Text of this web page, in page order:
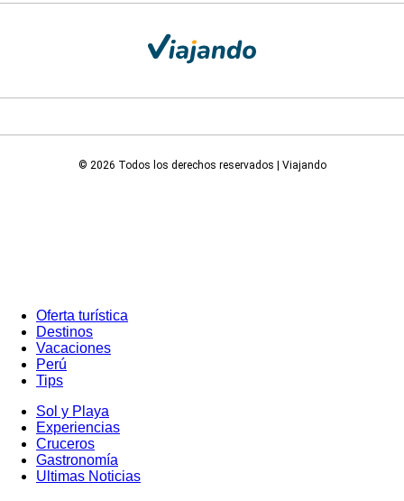
© 2026 Todos los derechos reservados | Viajando
Oferta turística
Destinos
Vacaciones
Perú
Tips
Sol y Playa
Experiencias
Cruceros
Gastronomía
Ultimas Noticias